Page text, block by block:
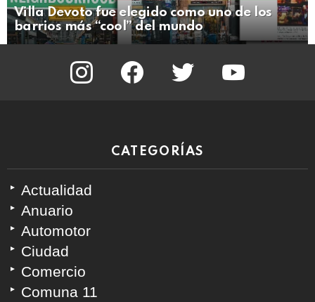
Villa Devoto fue elegido como uno de los
barrios más “cool” del mundo
instagram facebook twitter youtube
CATEGORÍAS
Actualidad
Anuario
Automotor
Ciudad
Comercio
Comuna 11